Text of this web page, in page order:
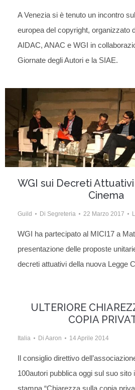
A Venezia si è tenuto un incontro
europea del copyright, organizzato
AIDAC, ANAC e WGI in
Giornate degli Autori e la SIAE.
WGI sui Decreti
Cinema
Guild Di Segreteria 22 Marzo 2017
WGI ha partecipato al MICI17 a
presentazione delle proposte
decreti attuativi della nuova Legge
ULTERIORE
COPIA
Italia Di Aaron 14 Aprile 2014
Il consiglio direttivo
100autori pubblica oggi sul suo sito
stampa “Chiarezza sulla copia